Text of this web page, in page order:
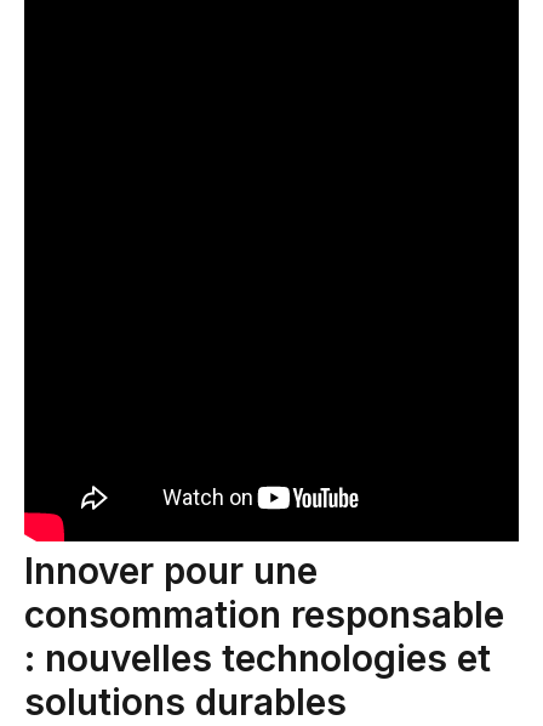
Innover pour une
consommation responsable
: nouvelles technologies et
solutions durables